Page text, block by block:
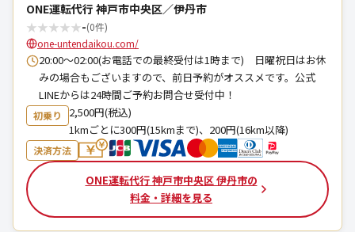
ONE運転代行 神戸市中央区／伊丹市
★★★★★-(0件)
one-untendaikou.com/
20:00〜02:00(お電話での最終受付は1時まで) 日曜祝日はお休
みの場合もございますので、前日予約がオススメです。公式
LINEからは24時間ご予約お問合せ受付中！
初乗り
2,500円(税込)
1kmごとに300円(15kmまで)、200円(16km以降)
決済方法
ONE運転代行 神戸市中央区 伊丹市の
料金・詳細を見る